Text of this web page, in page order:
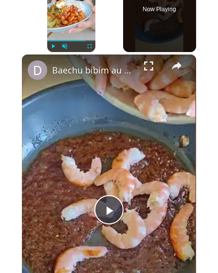
Unmute Fullscreen
Now Playing
×
Play
Video
Baechu bibim au gochujang, fenouil croquant & crevettes grillées, riz japonica